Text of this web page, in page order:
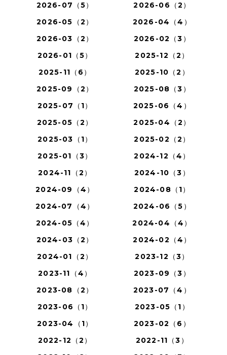
2026-07（5）
2026-06（2）
2026-05（2）
2026-04（4）
2026-03（2）
2026-02（3）
2026-01（5）
2025-12（2）
2025-11（6）
2025-10（2）
2025-09（2）
2025-08（3）
2025-07（1）
2025-06（4）
2025-05（2）
2025-04（2）
2025-03（1）
2025-02（2）
2025-01（3）
2024-12（4）
2024-11（2）
2024-10（3）
2024-09（4）
2024-08（1）
2024-07（4）
2024-06（5）
2024-05（4）
2024-04（4）
2024-03（2）
2024-02（4）
2024-01（2）
2023-12（3）
2023-11（4）
2023-09（3）
2023-08（2）
2023-07（4）
2023-06（1）
2023-05（1）
2023-04（1）
2023-02（6）
2022-12（2）
2022-11（3）